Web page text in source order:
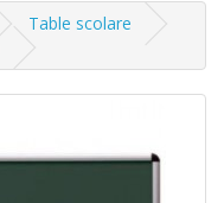
Table scolare